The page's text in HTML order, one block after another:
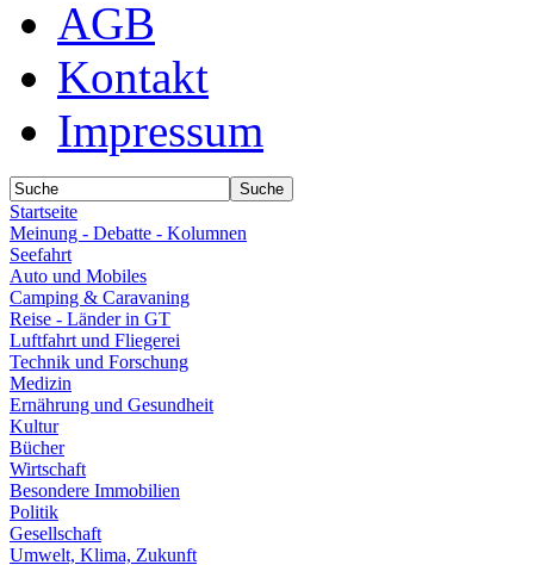
AGB
Kontakt
Impressum
Startseite
Meinung - Debatte - Kolumnen
Seefahrt
Auto und Mobiles
Camping & Caravaning
Reise - Länder in GT
Luftfahrt und Fliegerei
Technik und Forschung
Medizin
Ernährung und Gesundheit
Kultur
Bücher
Wirtschaft
Besondere Immobilien
Politik
Gesellschaft
Umwelt, Klima, Zukunft